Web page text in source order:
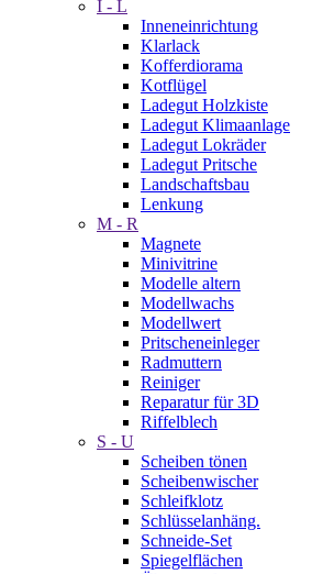
I - L
Inneneinrichtung
Klarlack
Kofferdiorama
Kotflügel
Ladegut Holzkiste
Ladegut Klimaanlage
Ladegut Lokräder
Ladegut Pritsche
Landschaftsbau
Lenkung
M - R
Magnete
Minivitrine
Modelle altern
Modellwachs
Modellwert
Pritscheneinleger
Radmuttern
Reiniger
Reparatur für 3D
Riffelblech
S - U
Scheiben tönen
Scheibenwischer
Schleifklotz
Schlüsselanhäng.
Schneide-Set
Spiegelflächen